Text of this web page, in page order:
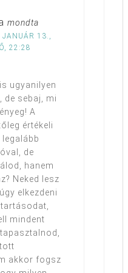
mondta
13.,
22:28
ugyanilyen
de sebaj, mi
A
értékeli
de
hanem
Neked lesz
elkezdeni
mindent
akkor fogsz